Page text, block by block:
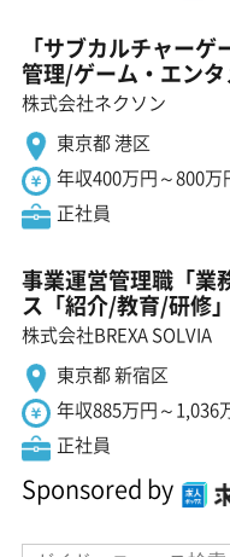
「サブカルチャー
管理/ゲーム・エンタ
株式会社ネクソン
東京都 港区
年収400万円～800万
正社員
事業運営管理職「業
ス「紹介/教育/研修」
株式会社BREXA SOLVIA
東京都 新宿区
年収885万円～1,036
正社員
Sponsored by